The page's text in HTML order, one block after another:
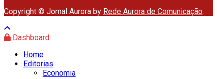
Copyright © Jornal Aurora by Rede Aurora de Comunicação.
Dashboard
Home
Editorias
Economia